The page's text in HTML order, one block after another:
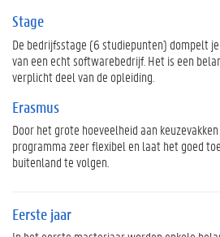
Stage
De bedrijfsstage (6 studiepunten) dompelt
van een echt softwarebedrijf. Het is een
verplicht deel van de opleiding.
Erasmus
Door het grote hoeveelheid aan
programma zeer flexibel en laat het goed
buitenland te volgen.
Eerste jaar